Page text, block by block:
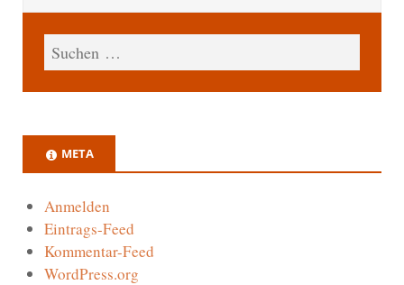
META
Anmelden
Eintrags-Feed
Kommentar-Feed
WordPress.org